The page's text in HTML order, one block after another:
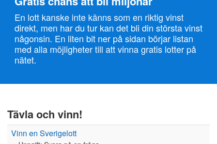
En lott kanske inte känns som en riktig vinst
direkt, men har du tur kan det bli din största vinst
någonsin. En liten bit ner på sidan börjar listan
med alla möjligheter till att vinna gratis lotter på
nätet.
Tävla och vinn!
Vinn en Sverigelott